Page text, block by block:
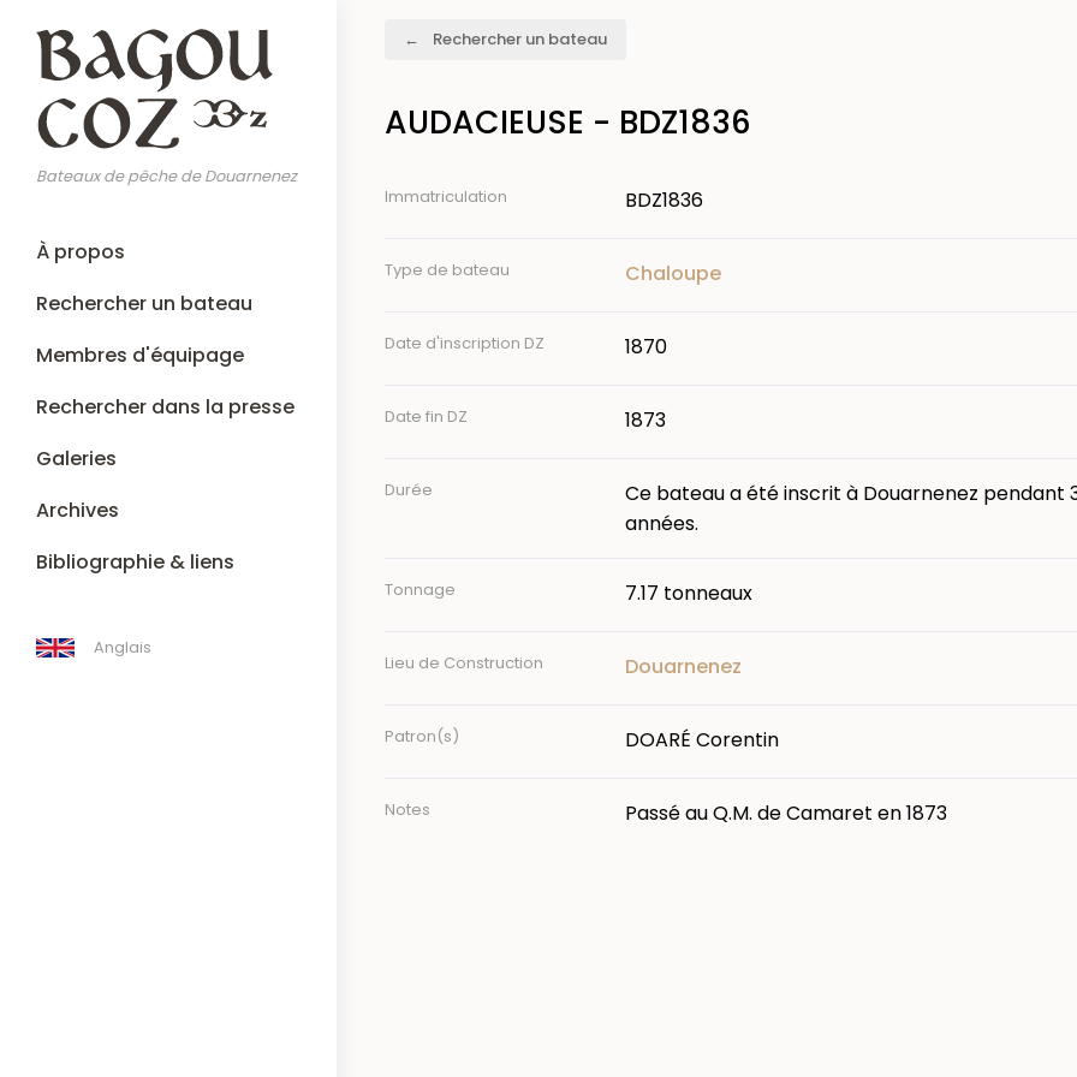
contenu
principal
Bateaux de pêche de Douarnenez
Main
navigation
À propos
Rechercher un bateau
Membres d'équipage
Rechercher dans la presse
Galeries
Archives
Bibliographie & liens
Anglais
Rechercher un bateau
AUDACIEUSE - BDZ1836
Immatriculation BDZ1836
Type de bateau Chaloupe
Date d'inscription DZ 1870
Date fin DZ 1873
Durée
Ce bateau a été inscrit à Douarnenez pendant
années.
Tonnage 7.17 tonneaux
Lieu de Construction Douarnenez
Patron(s) DOARÉ Corentin
Notes Passé au Q.M. de Camaret en 1873